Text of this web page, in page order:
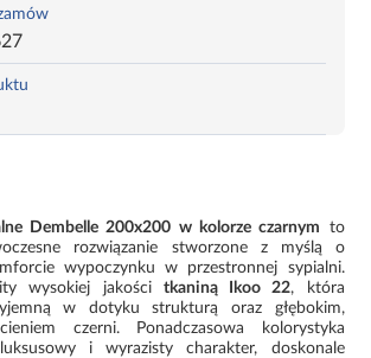
Dembelle 200x200 w kolorze czarnym to
rozwiązanie stworzone z myślą o
wypoczynku w przestronnej sypialni.
wysokiej jakości tkaniną Ikoo 22, która
w dotyku strukturą oraz głębokim,
czerni. Ponadczasowa kolorystyka
i wyrazisty charakter, doskonale